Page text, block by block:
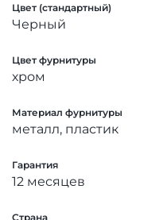
Цвет (стандартный)
Черный
Цвет фурнитуры
хром
Материал фурнитуры
металл, пластик
Гарантия
12 месяцев
Страна